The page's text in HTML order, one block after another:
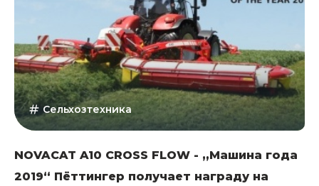
Сельхозтехника
NOVACAT A10 CROSS FLOW - „Машина года
2019“ Пёттингер получает награду на